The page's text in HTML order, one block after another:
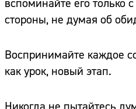
вспоминайте его только
стороны, не думая об
Воспринимайте каждое
как урок, новый этап.